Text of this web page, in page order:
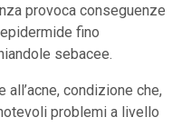
provoca conseguenze
fino
sebacee.
all’acne, condizione che,
problemi a livello